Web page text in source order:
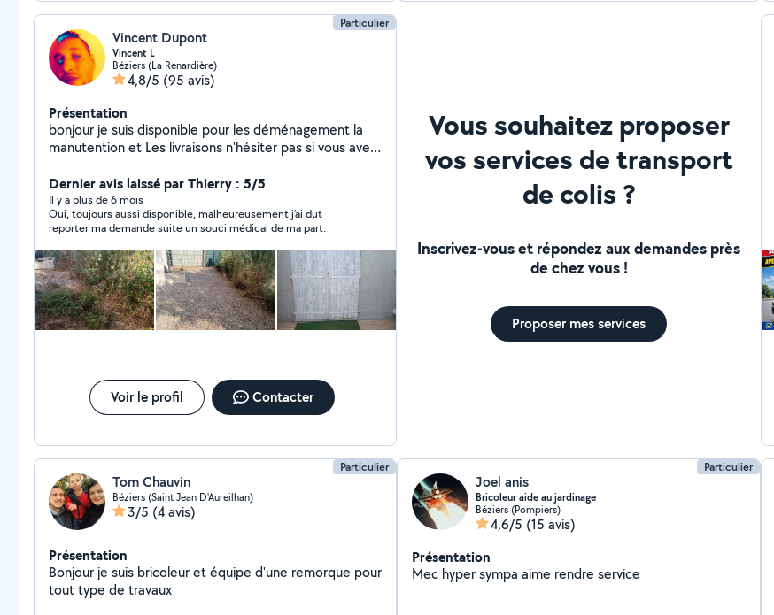
Particulier
Vincent Dupont
Vincent L
Béziers (La Renardière)
4,8/5 (95 avis)
Présentation
bonjour je suis disponible pour les déménagement la
manutention et Les livraisons n'hésiter pas si vous avez
Dernier avis laissé par Thierry : 5/5
Il y a plus de 6 mois
Oui, toujours aussi disponible, malheureusement j’ai dut
reporter ma demande suite un souci médical de ma part.
Voir le profil Contacter
Vous souhaitez proposer
vos services de transport
de colis ?
Inscrivez-vous et répondez aux demandes près
de chez vous !
Proposer mes services
Particulier
Tom Chauvin
Béziers (Saint Jean D'Aureilhan)
3/5 (4 avis)
Présentation
Bonjour je suis bricoleur et équipe d'une remorque pour
tout type de travaux
Particulier
Joel anis
Bricoleur aide au jardinage
Béziers (Pompiers)
4,6/5 (15 avis)
Présentation
Mec hyper sympa aime rendre service